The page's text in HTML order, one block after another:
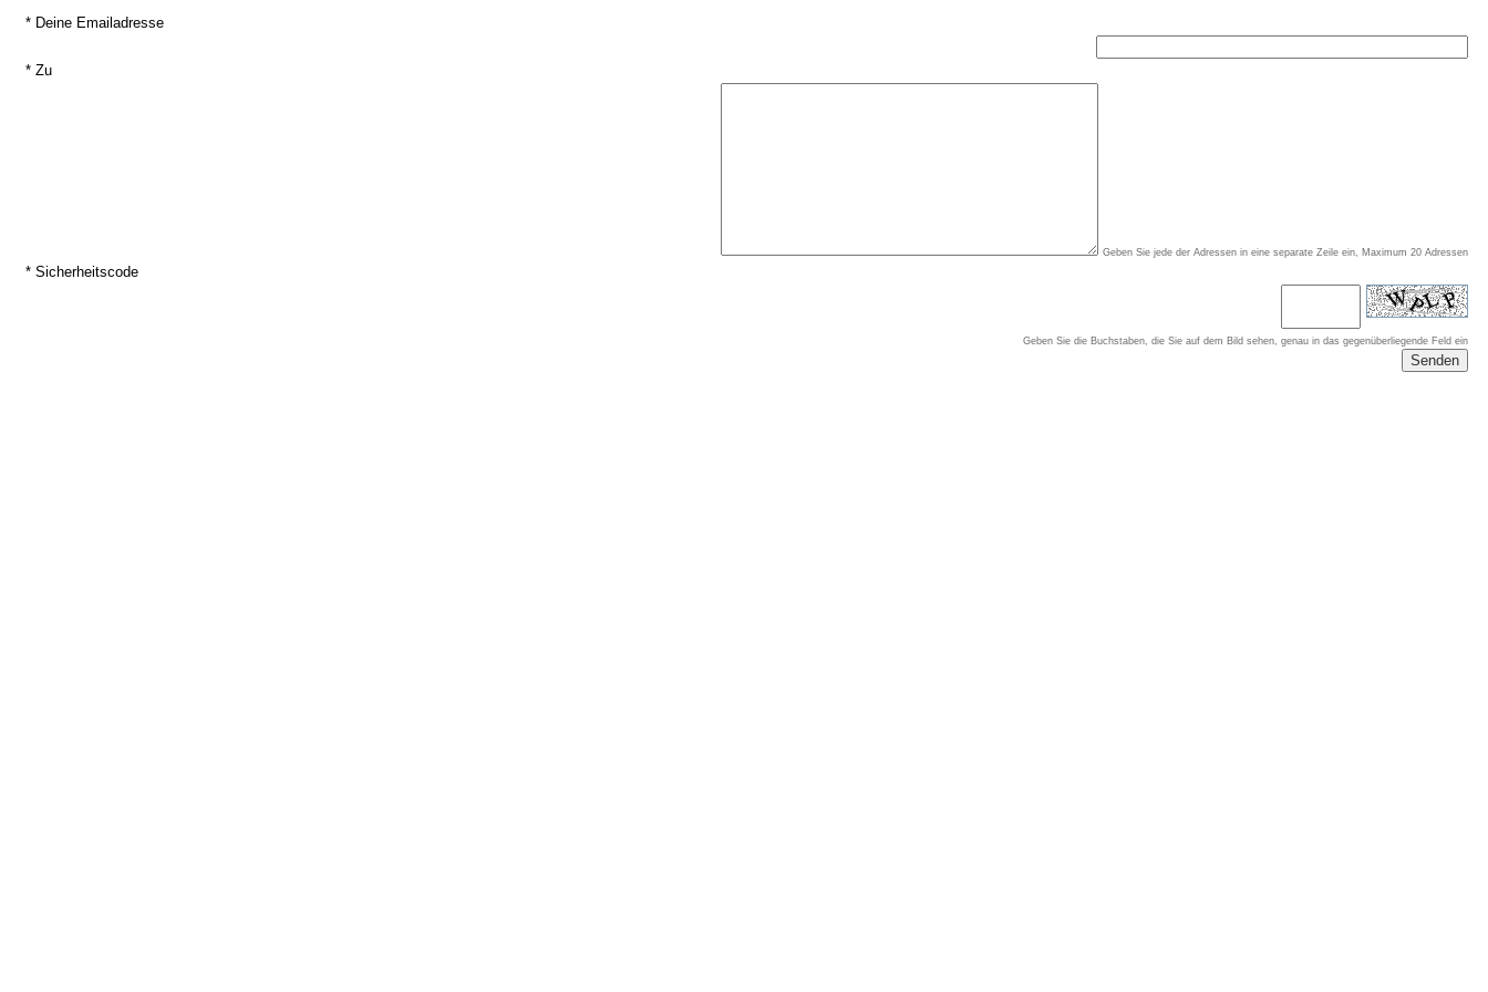
* Deine Emailadresse
* Zu
Geben Sie jede der Adressen in eine separate Zeile ein, Maximum 20 Adressen
* Sicherheitscode
Geben Sie die Buchstaben, die Sie auf dem Bild sehen, genau in das gegenüberliegende Feld ein